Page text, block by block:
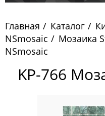
Китай
Pixelmosaic
Зеркала NS
Главная Каталог
NSmosaic
Мозаика
NSmosaic
KP-766